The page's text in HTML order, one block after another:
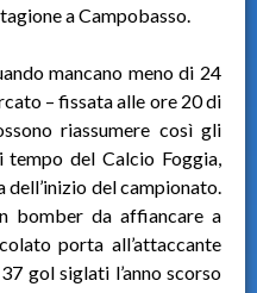
a Campobasso.
mancano meno di 24
– fissata alle ore 20 di
riassumere così gli
del Calcio Foggia,
del campionato.
bomber da affiancare a
porta all’attaccante
gol siglati l’anno scorso